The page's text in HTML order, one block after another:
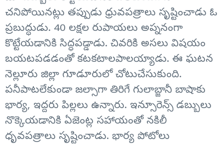
చనిపోయినట్లు తప్పుడు ధ్రువపత్రాలు సృష్టించాడు ఓ
ప్రబుద్ధుడు. 40 లక్షల రుపాయలు అప్ననంగా
కొట్టేయడానికి సిద్ధపడ్డాడు. చివరికి అసలు విషయం
బయటపడడంతో కటకటాలపాలయ్యాడు. ఈ ఘటన
నెల్లూరు జిల్లా గూడూరులో చోటుచేసుకుంది.
పనీపాటలేకుండా జల్సాగా తిరిగే గులాబ్జానీ బాషాకు
భార్య, ఇద్దరు పిల్లలు ఉన్నారు. ఇన్సూరెన్స్‌ డబ్బులు
నొక్కెయడానికి ఏజెంట్ల సహాయంతో నకిలీ
ధృవపత్రాలు సృష్టించాడు. భార్య పోటోలు